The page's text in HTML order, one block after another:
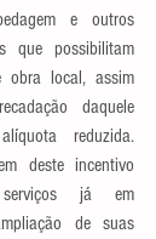
e outros
que possibilitam
obra local, assim
daquele
reduzida.
deste incentivo
já em
de suas